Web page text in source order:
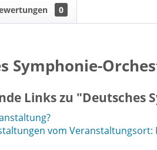
0
Symphonie-
Links zu "Deutsches
vom Veranstaltungsort: